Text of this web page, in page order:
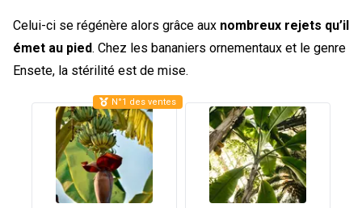
Celui-ci se régénère alors grâce aux nombreux rejets qu’il
émet au pied. Chez les bananiers ornementaux et le genre
Ensete, la stérilité est de mise.
N°1 des ventes